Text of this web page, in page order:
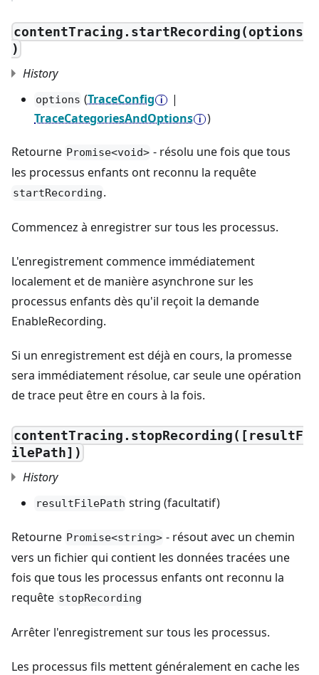
contentTracing.startRecording(options
)
History
options (TraceConfig
|
TraceCategoriesAndOptions
)
Retourne Promise<void> - résolu une fois que tous
les processus enfants ont reconnu la requête
startRecording.
Commencez à enregistrer sur tous les processus.
L'enregistrement commence immédiatement
localement et de manière asynchrone sur les
processus enfants dès qu'il reçoit la demande
EnableRecording.
Si un enregistrement est déjà en cours, la promesse
sera immédiatement résolue, car seule une opération
de trace peut être en cours à la fois.
contentTracing.stopRecording([resultF
ilePath])
History
resultFilePath string (facultatif)
Retourne Promise<string> - résout avec un chemin
vers un fichier qui contient les données tracées une
fois que tous les processus enfants ont reconnu la
requête stopRecording
Arrêter l'enregistrement sur tous les processus.
Les processus fils mettent généralement en cache les